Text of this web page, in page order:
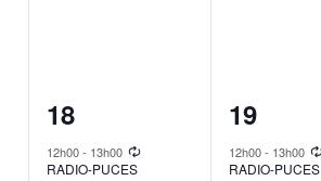
1
event,
18
12h00- 13h00
RADIO-PUCES
1
event,
19
12h00- 13h00
RADIO-PUCES